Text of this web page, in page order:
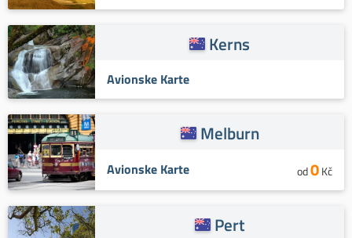
Kerns
Avionske Karte
Melburn
Avionske Karte od0Kč
Pert